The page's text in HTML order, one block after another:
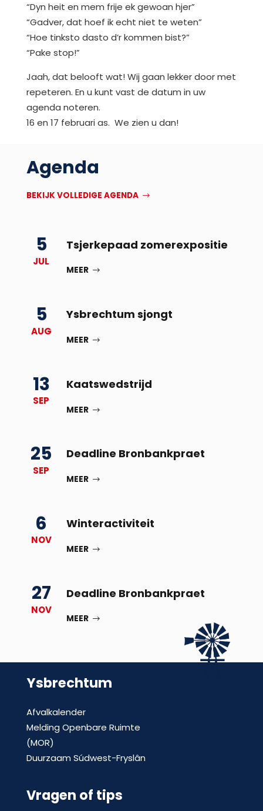
“Dyn heit en mem frije ek gewoan hjer”
“Gadver, dat hoef ik echt niet te weten”
“Hoe tinksto dasto d’r kommen bist?”
“Pake stop!”
Jaah, dat belooft wat! Wij gaan lekker door met
repeteren. En u kunt vast de datum in uw
agenda noteren.
16 en 17 februari as. We zien u dan!
Agenda
BEKIJK VOLLEDIGE AGENDA
5
JUL
Tsjerkepaad zomerexpositie
MEER
5
AUG
Ysbrechtum sjongt
MEER
13
SEP
Kaatswedstrijd
MEER
25
SEP
Deadline Bronbankpraet
MEER
6
NOV
Winteractiviteit
MEER
27
NOV
Deadline Bronbankpraet
MEER
Ysbrechtum
Afvalkalender
Melding Openbare Ruimte
(MOR)
Duurzaam Súdwest-Fryslân
Vragen of tips